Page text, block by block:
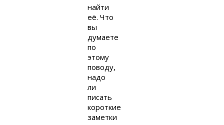
найти
её. Что
вы
думаете
по
этому
поводу,
надо
ли
писать
короткие
заметки